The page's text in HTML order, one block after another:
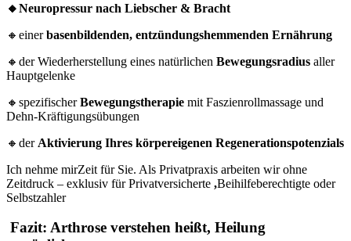
🔸Neuropressur nach Liebscher & Bracht
🔸einerbasenbildenden, entzündungshemmenden Ernährung
🔸der Wiederherstellung eines natürlichen Bewegungsradius aller
Hauptgelenke
🔸spezifischerBewegungstherapie mit Faszienrollmassage und
Dehn-Kräftigungsübungen
🔸der Aktivierung Ihres körpereigenen Regenerationspotenzials
Ich nehme mirZeit für Sie. Als Privatpraxis arbeiten wir ohne
Zeitdruck – exklusiv für Privatversicherte ,Beihilfeberechtigte oder
Selbstzahler
Fazit: Arthrose verstehen heißt, Heilung